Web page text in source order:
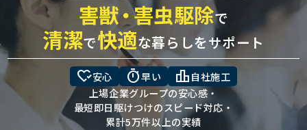
害獣・害虫駆除で
清潔で快適な暮らしをサポート
heart_check安心 timer早い leaderboard 自社施工
上場企業グループの安心感・
最短即日駆けつけのスピード対応・
累計5万件以上の実績